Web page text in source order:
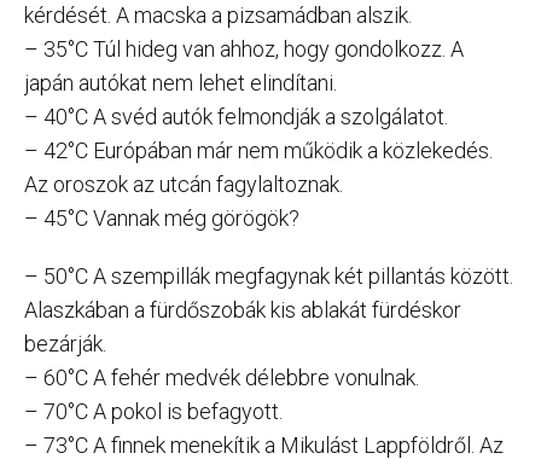
kérdését. A macska a pizsamádban alszik.
– 35°C Túl hideg van ahhoz, hogy gondolkozz. A
japán autókat nem lehet elindítani.
– 40°C A svéd autók felmondják a szolgálatot.
– 42°C Európában már nem működik a közlekedés.
Az oroszok az utcán fagylaltoznak.
– 45°C Vannak még görögök?
– 50°C A szempillák megfagynak két pillantás között.
Alaszkában a fürdőszobák kis ablakát fürdéskor
bezárják.
– 60°C A fehér medvék délebbre vonulnak.
– 70°C A pokol is befagyott.
– 73°C A finnek menekítik a Mikulást Lappföldről. Az